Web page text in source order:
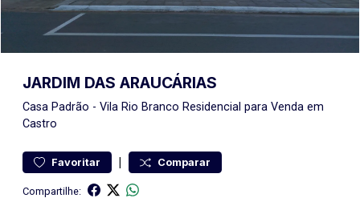
JARDIM DAS ARAUCÁRIAS
Casa Padrão - Vila Rio Branco Residencial para Venda em
Castro
Favoritar | Comparar
Compartilhe: